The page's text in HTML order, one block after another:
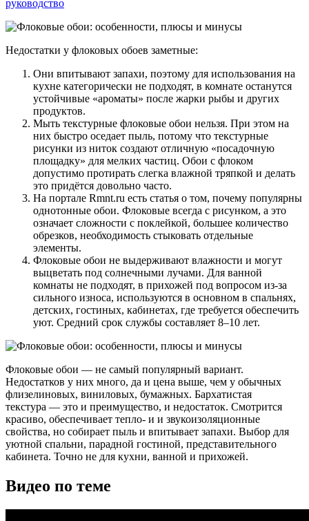
руководство
Недостатки у флоковых обоев заметные:
Они впитывают запахи, поэтому для использования на
кухне категорически не подходят, в комнате останутся
устойчивые «ароматы» после жарки рыбы и других
продуктов.
Мыть текстурные флоковые обои нельзя. При этом на
них быстро оседает пыль, потому что текстурные
рисунки из ниток создают отличную «посадочную
площадку» для мелких частиц. Обои с флоком
допустимо протирать слегка влажной тряпкой и делать
это придётся довольно часто.
На портале Rmnt.ru есть статья о том, почему популярны
однотонные обои. Флоковые всегда с рисунком, а это
означает сложности с поклейкой, большее количество
обрезков, необходимость стыковать отдельные
элементы.
Флоковые обои не выдерживают влажности и могут
выцветать под солнечными лучами. Для ванной
комнаты не подходят, в прихожей под вопросом из-за
сильного износа, используются в основном в спальнях,
детских, гостиных, кабинетах, где требуется обеспечить
уют. Средний срок службы составляет 8–10 лет.
Флоковые обои — не самый популярный вариант.
Недостатков у них много, да и цена выше, чем у обычных
флизелиновых, виниловых, бумажных. Бархатистая
текстура — это и преимущество, и недостаток. Смотрится
красиво, обеспечивает тепло- и и звукоизоляционные
свойства, но собирает пыль и впитывает запахи. Выбор для
уютной спальни, парадной гостиной, представительного
кабинета. Точно не для кухни, ванной и прихожей.
Видео по теме